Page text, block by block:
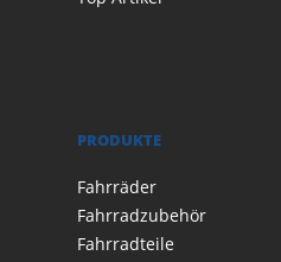
PRODUKTE
Fahrräder
Fahrradzubehör
Fahrradteile